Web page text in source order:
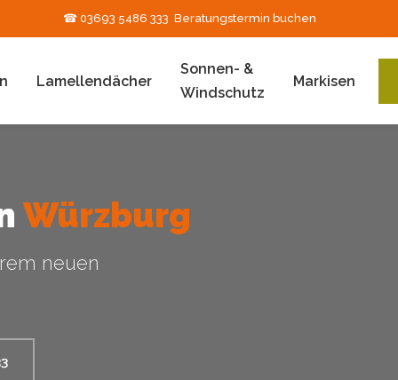
☎ 03693 5486 333 Beratungstermin buchen
Lamellendächer
Sonnen- &
Windschutz
Markisen
Würzburg
neuen